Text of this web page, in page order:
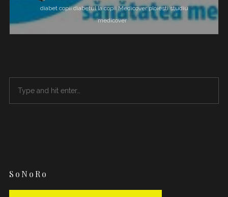
diabet copii diabetul la copii Medicover ploiesti studiu
medicover
SoNoRo